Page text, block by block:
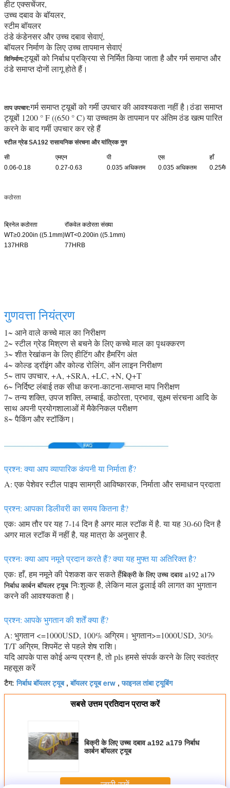
हीट एक्सचेंजर,
उच्च दबाव के बॉयलर,
स्टीम बॉयलर
ठंडे कंडेनसर और उच्च दबाव सेवाएं,
बॉयलर निर्माण के लिए उच्च तापमान सेवाएं
विनिर्माण:ट्यूबों को निर्बाध प्रक्रिया से निर्मित किया जाता है और गर्म समाप्त और
ठंडे समाप्त दोनों लागू होते हैं।
ताप उपचार:गर्म समाप्त ट्यूबों को गर्मी उपचार की आवश्यकता नहीं है।ठंडा समाप्त
ट्यूबों 1200 ° F ((650 ° C) या उच्चतम के तापमान पर अंतिम ठंड खत्म पारित
करने के बाद गर्मी उपचार कर रहे हैं
स्टील ग्रेड SA192 रासायनिक संरचना और यांत्रिक गुण
सी एमएन पी एस
हाँ
0.06-0.18
0.27-0.63 0.035 अधिकतम 0.035 अधिकतम
कठोरता
ब्रिनेल कठोरता
रॉकवेल कठोरता संख्या
WT≥0.200in ((5.1mm)WT<0.200in ((5.1mm)
137HRB
77HRB
गुणवत्ता नियंत्रण
1~ आने वाले कच्चे माल का निरीक्षण
2~ स्टील ग्रेड मिश्रण से बचने के लिए कच्चे माल का पृथक्करण
3~ शीत रेखांकन के लिए हीटिंग और हैमरिंग अंत
4~ कोल्ड ड्रॉइंग और कोल्ड रोलिंग, ऑन लाइन निरीक्षण
5~ ताप उपचार, +A, +SRA, +LC, +N, Q+T
6~ निर्दिष्ट लंबाई तक सीधा करना-काटना-समाप्त माप निरीक्षण
7~ तन्य शक्ति, उपज शक्ति, लम्बाई, कठोरता, प्रभाव, सूक्ष्म संरचना आदि के
साथ अपनी प्रयोगशालाओं में मैकेनिकल परीक्षण
8~ पैकिंग और स्टॉकिंग।
प्रश्न: क्या आप व्यापारिक कंपनी या निर्माता हैं?
A: एक पेशेवर स्टील पाइप सामग्री आविष्कारक, निर्माता और समाधान प्रदाता
प्रश्न: आपका डिलीवरी का समय कितना है?
एकः आम तौर पर यह 7-14 दिन है अगर माल स्टॉक में है. या यह 30-60 दिन है
अगर माल स्टॉक में नहीं है, यह मात्रा के अनुसार है.
प्रश्नः क्या आप नमूने प्रदान करते हैं? क्या यह मुफ्त या अतिरिक्त है?
एकः हाँ, हम नमूने की पेशकश कर सकते हैंबिक्री के लिए उच्च दबाव a192 a179
निर्बाध कार्बन बॉयलर ट्यूब निःशुल्क है, लेकिन माल ढुलाई की लागत का भुगतान
करने की आवश्यकता है।
प्रश्न: आपके भुगतान की शर्तें क्या हैं?
A: भुगतान <=1000USD, 100% अग्रिम। भुगतान>=1000USD, 30%
T/T अग्रिम, शिपमेंट से पहले शेष राशि।
यदि आपके पास कोई अन्य प्रश्न है, तो pls हमसे संपर्क करने के लिए स्वतंत्र
महसूस करें
टैग:निर्बाध बॉयलर ट्यूब,बॉयलर ट्यूब erw ,फाइनल तांबा ट्यूबिंग
सबसे उत्तम प्रतिदान प्राप्त करें
बिक्री के लिए उच्च दबाव a192 a179 निर्बाध
कार्बन बॉयलर ट्यूब
जारी रखें